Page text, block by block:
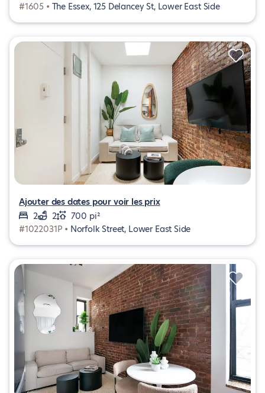
#1605 • The Essex, 125 Delancey St, Lower East Side
Ajouter des dates pour voir les prix
2
2
700 pi²
#1022031P • Norfolk Street, Lower East Side